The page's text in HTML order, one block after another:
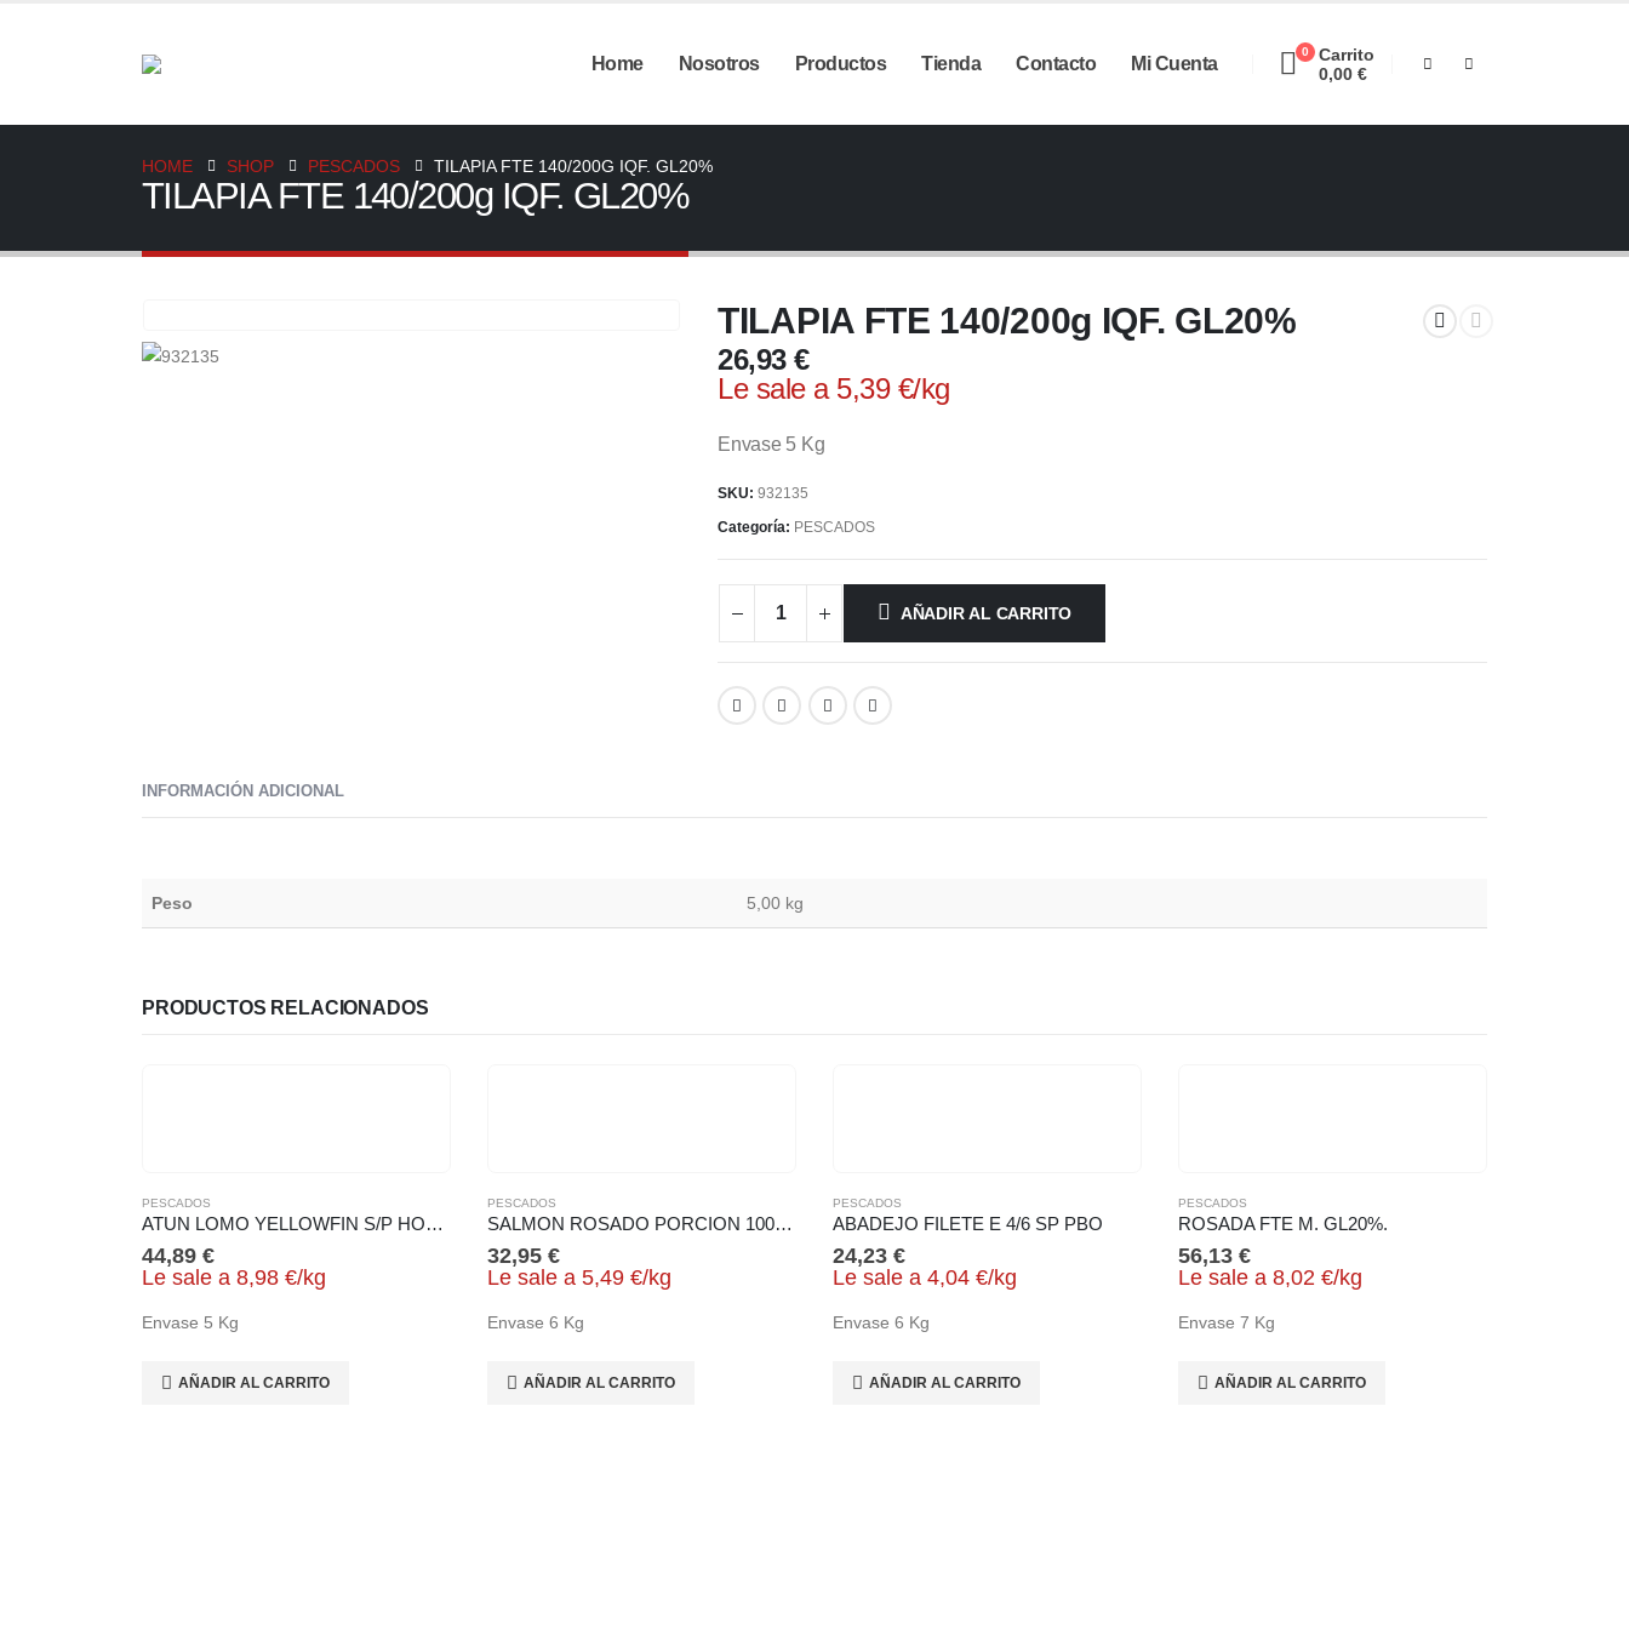
Home Nosotros Productos Tienda Contacto Mi Cuenta
0
Carrito
0,00 €
HOME SHOP PESCADOS TILAPIA FTE 140/200G IQF. GL20%
TILAPIA FTE 140/200g IQF. GL20%
TILAPIA FTE 140/200g IQF. GL20%
26,93€
Le sale a 5,39 €/kg
Envase 5 Kg
SKU: 932135
Categoría: PESCADOS
AÑADIR AL CARRITO
INFORMACIÓN ADICIONAL
Peso 5,00 kg
PRODUCTOS RELACIONADOS
PESCADOS
ATUN LOMO YELLOWFIN S/P HORECA
44,89 €
Le sale a 8,98 €/kg
Envase 5 Kg
AÑADIR AL CARRITO
PESCADOS
SALMON ROSADO PORCION 100/140 C/P S/E
32,95 €
Le sale a 5,49 €/kg
Envase 6 Kg
AÑADIR AL CARRITO
PESCADOS
ABADEJO FILETE E 4/6 SP PBO
24,23 €
Le sale a 4,04 €/kg
Envase 6 Kg
AÑADIR AL CARRITO
PESCADOS
ROSADA FTE M. GL20%.
56,13 €
Le sale a 8,02 €/kg
Envase 7 Kg
AÑADIR AL CARRITO